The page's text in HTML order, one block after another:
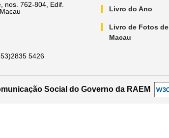
nos. 762-804, Edif.
5426
Livro do Ano
Livro de Fotos de
Macau
Social do Governo da RAEM